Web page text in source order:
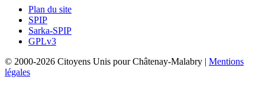
Plan du site
SPIP
Sarka-SPIP
GPLv3
© 2000-2026 Citoyens Unis pour Châtenay-Malabry | Mentions
légales